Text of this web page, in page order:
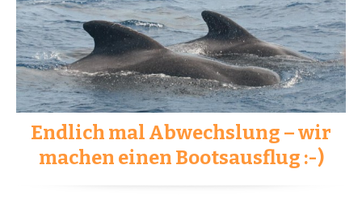
Endlich mal Abwechslung – wir
machen einen Bootsausflug :-)